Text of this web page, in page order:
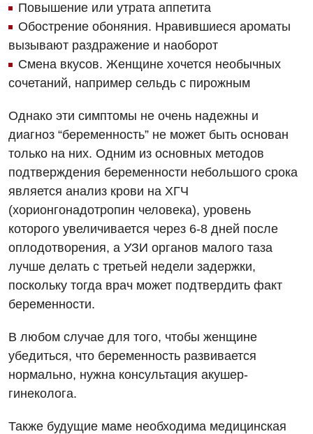
Энциклопедия
Программа лояльности
Отзывы
Компьютерная томография
Магнитно-резонансная томография
Маммография
Нейросонография
Рентгенография
Эндоскопическое отделение
Для взрослых
Акушерство и гинекология
Аллергология, иммунология
Бесплатные услуги
Вакцинация
Гастроэнтерология
Гинекологическое отделение
Диагностическое отделение
Дневной стационар
Онкологическое отделение
Отделение интенсивной терапии
Отделение неотложных состояний
Офтальмологическое отделение
Педиатрическое отделение
Скорая медицинская помощь
Терапевтическое отделение
Урологическое отделение
Хирургическое отделение
Декларирование
Лечение острого инфаркта
Украинский
Повышение или утрата аппетита
Обострение обоняния. Нравившиеся ароматы
вызывают раздражение и наоборот
Смена вкусов. Женщине хочется необычных
сочетаний, например сельдь с пирожным
Однако эти симптомы не очень надежны и
диагноз “беременность” не может быть основан
только на них. Одним из основных методов
подтверждения беременности небольшого срока
является анализ крови на ХГЧ
(хорионгонадотропин человека), уровень
которого увеличивается через 6-8 дней после
оплодотворения, а УЗИ органов малого таза
лучше делать с третьей недели задержки,
поскольку тогда врач может подтвердить факт
беременности.
В любом случае для того, чтобы женщине
убедиться, что беременность развивается
нормально, нужна консультация акушер-
гинеколога.
Также будущие маме необходима медицинская